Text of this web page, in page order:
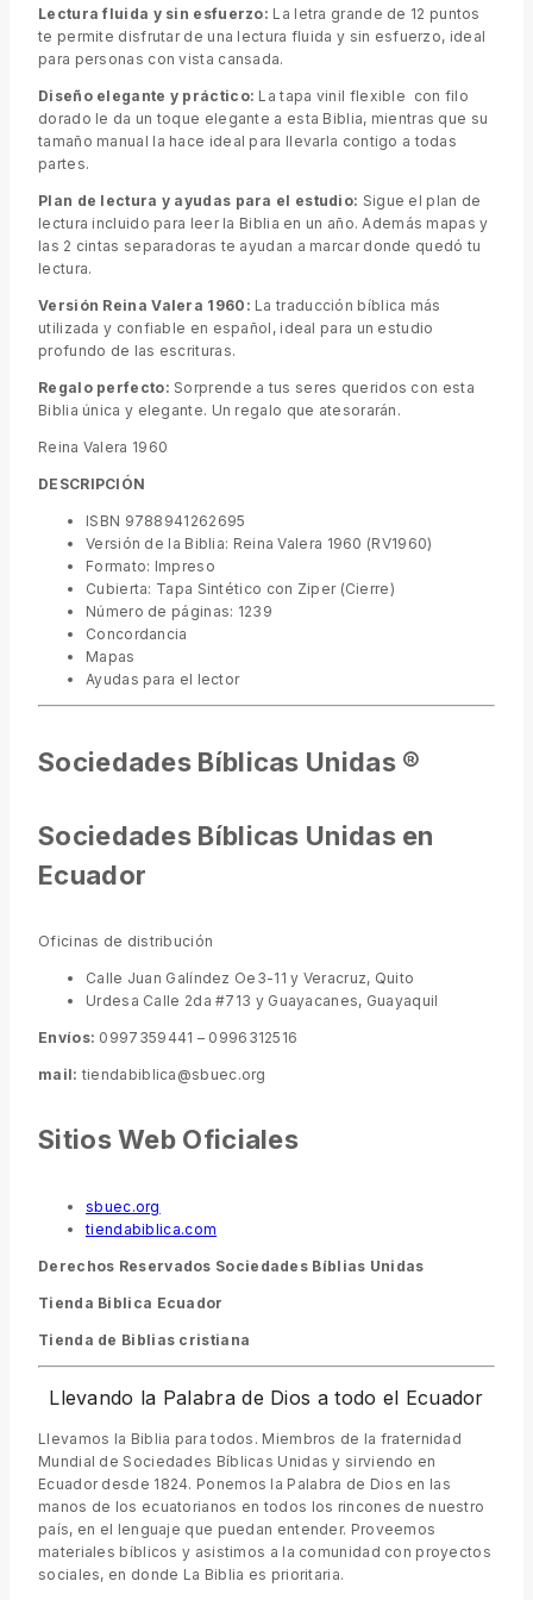
Lectura fluida y sin esfuerzo: La letra grande de 12 puntos
te permite disfrutar de una lectura fluida y sin esfuerzo, ideal
para personas con vista cansada.
Diseño elegante y práctico: La tapa vinil flexible con filo
dorado le da un toque elegante a esta Biblia, mientras que su
tamaño manual la hace ideal para llevarla contigo a todas
partes.
Plan de lectura y ayudas para el estudio: Sigue el plan de
lectura incluido para leer la Biblia en un año. Además mapas y
las 2 cintas separadoras te ayudan a marcar donde quedó tu
lectura.
Versión Reina Valera 1960: La traducción bíblica más
utilizada y confiable en español, ideal para un estudio
profundo de las escrituras.
Regalo perfecto: Sorprende a tus seres queridos con esta
Biblia única y elegante. Un regalo que atesorarán.
Reina Valera 1960
DESCRIPCIÓN
ISBN 9788941262695
Versión de la Biblia: Reina Valera 1960 (RV1960)
Formato: Impreso
Cubierta: Tapa Sintético con Ziper (Cierre)
Número de páginas: 1239
Concordancia
Mapas
Ayudas para el lector
Sociedades Bíblicas Unidas ®
Sociedades Bíblicas Unidas en
Ecuador
Oficinas de distribución
Calle Juan Galíndez Oe3-11 y Veracruz, Quito
Urdesa Calle 2da #713 y Guayacanes, Guayaquil
Envíos: 0997359441 – 0996312516
mail: tiendabiblica@sbuec.org
Sitios Web Oficiales
sbuec.org
tiendabiblica.com
Derechos Reservados Sociedades Bíblias Unidas
Tienda Biblica Ecuador
Tienda de Biblias cristiana
Llevando la Palabra de Dios a todo el Ecuador
Llevamos la Biblia para todos. Miembros de la fraternidad
Mundial de Sociedades Bíblicas Unidas y sirviendo en
Ecuador desde 1824. Ponemos la Palabra de Dios en las
manos de los ecuatorianos en todos los rincones de nuestro
país, en el lenguaje que puedan entender. Proveemos
materiales bíblicos y asistimos a la comunidad con proyectos
sociales, en donde La Biblia es prioritaria.